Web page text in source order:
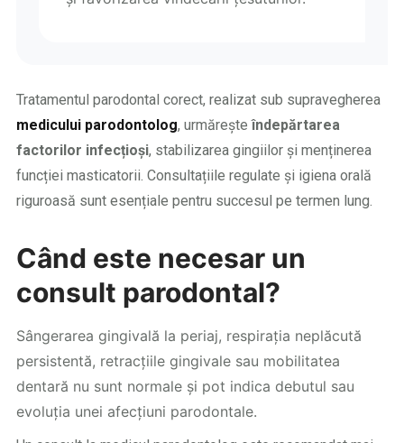
Tratamentul parodontal corect, realizat sub supravegherea
medicului parodontolog, urmăreșteîndepărtarea
factorilor infecțioși, stabilizarea gingiilor și menținerea
funcției masticatorii. Consultațiile regulate și igiena orală
riguroasă sunt esențiale pentru succesul pe termen lung.
Când este necesar un
consult parodontal?
Sângerarea gingivală la periaj, respirația neplăcută
persistentă, retracțiile gingivale sau mobilitatea
dentară nu sunt normale și pot indica debutul sau
evoluția unei afecțiuni parodontale.